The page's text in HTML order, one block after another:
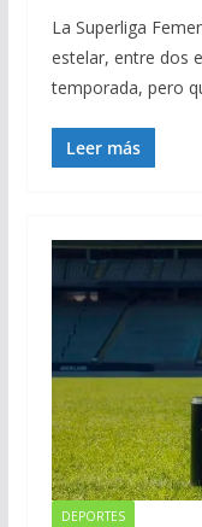
La Superliga
estelar, entre dos
temporada, pero
Leer más
DEPORTES